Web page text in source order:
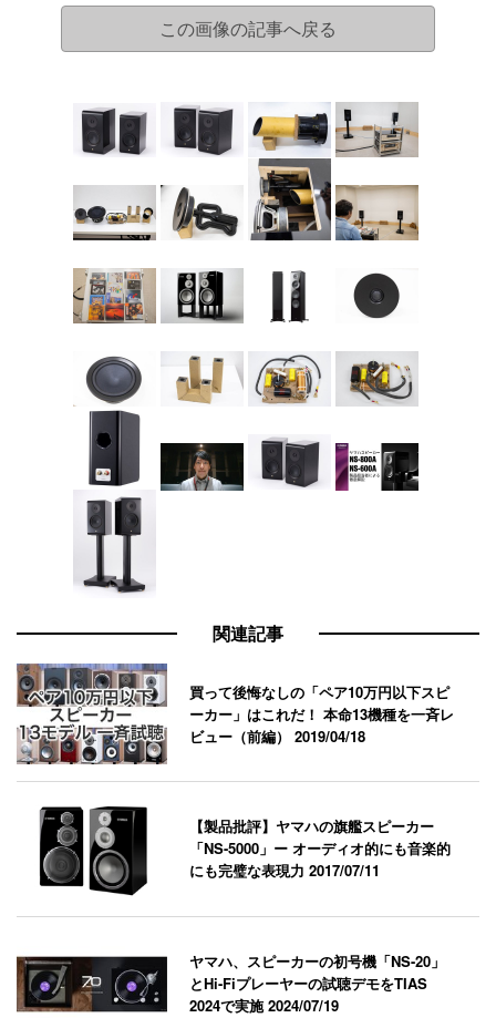
この画像の記事へ戻る
関連記事
買って後悔なしの「ペア10万円以下スピ
ーカー」はこれだ！ 本命13機種を一斉レ
ビュー（前編）2019/04/18
【製品批評】ヤマハの旗艦スピーカー
「NS-5000」ー オーディオ的にも音楽的
にも完璧な表現力2017/07/11
ヤマハ、スピーカーの初号機「NS-20」
とHi-Fiプレーヤーの試聴デモをTIAS
2024で実施2024/07/19